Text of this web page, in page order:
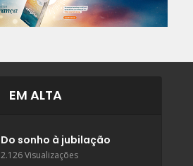
EM ALTA
Do sonho à jubilação
2.126 Visualizações